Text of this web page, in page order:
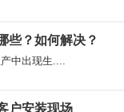
些？如何解决？
中出现生....
户安装现场